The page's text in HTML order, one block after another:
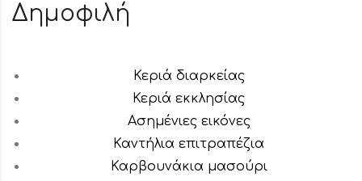
Δημοφιλή
Κεριά διαρκείας
Κεριά εκκλησίας
Ασημένιες εικόνες
Καντήλια επιτραπέζια
Καρβουνάκια μασούρι